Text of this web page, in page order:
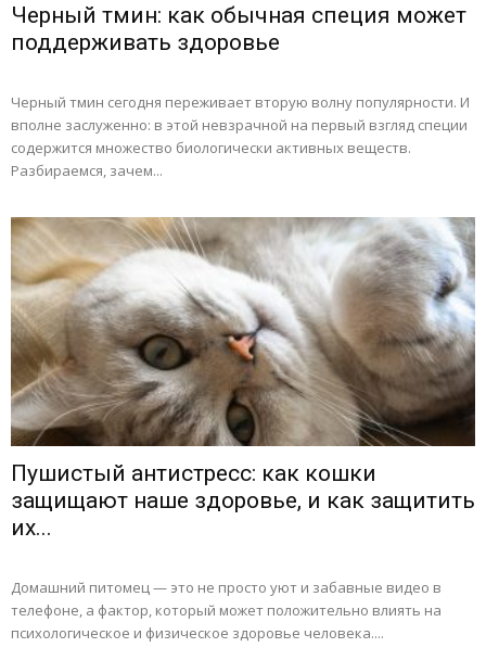
Черный тмин: как обычная специя может
поддерживать здоровье
Черный тмин сегодня переживает вторую волну популярности. И
вполне заслуженно: в этой невзрачной на первый взгляд специи
содержится множество биологически активных веществ.
Разбираемся, зачем...
Пушистый антистресс: как кошки
защищают наше здоровье, и как защитить
их...
Домашний питомец — это не просто уют и забавные видео в
телефоне, а фактор, который может положительно влиять на
психологическое и физическое здоровье человека....